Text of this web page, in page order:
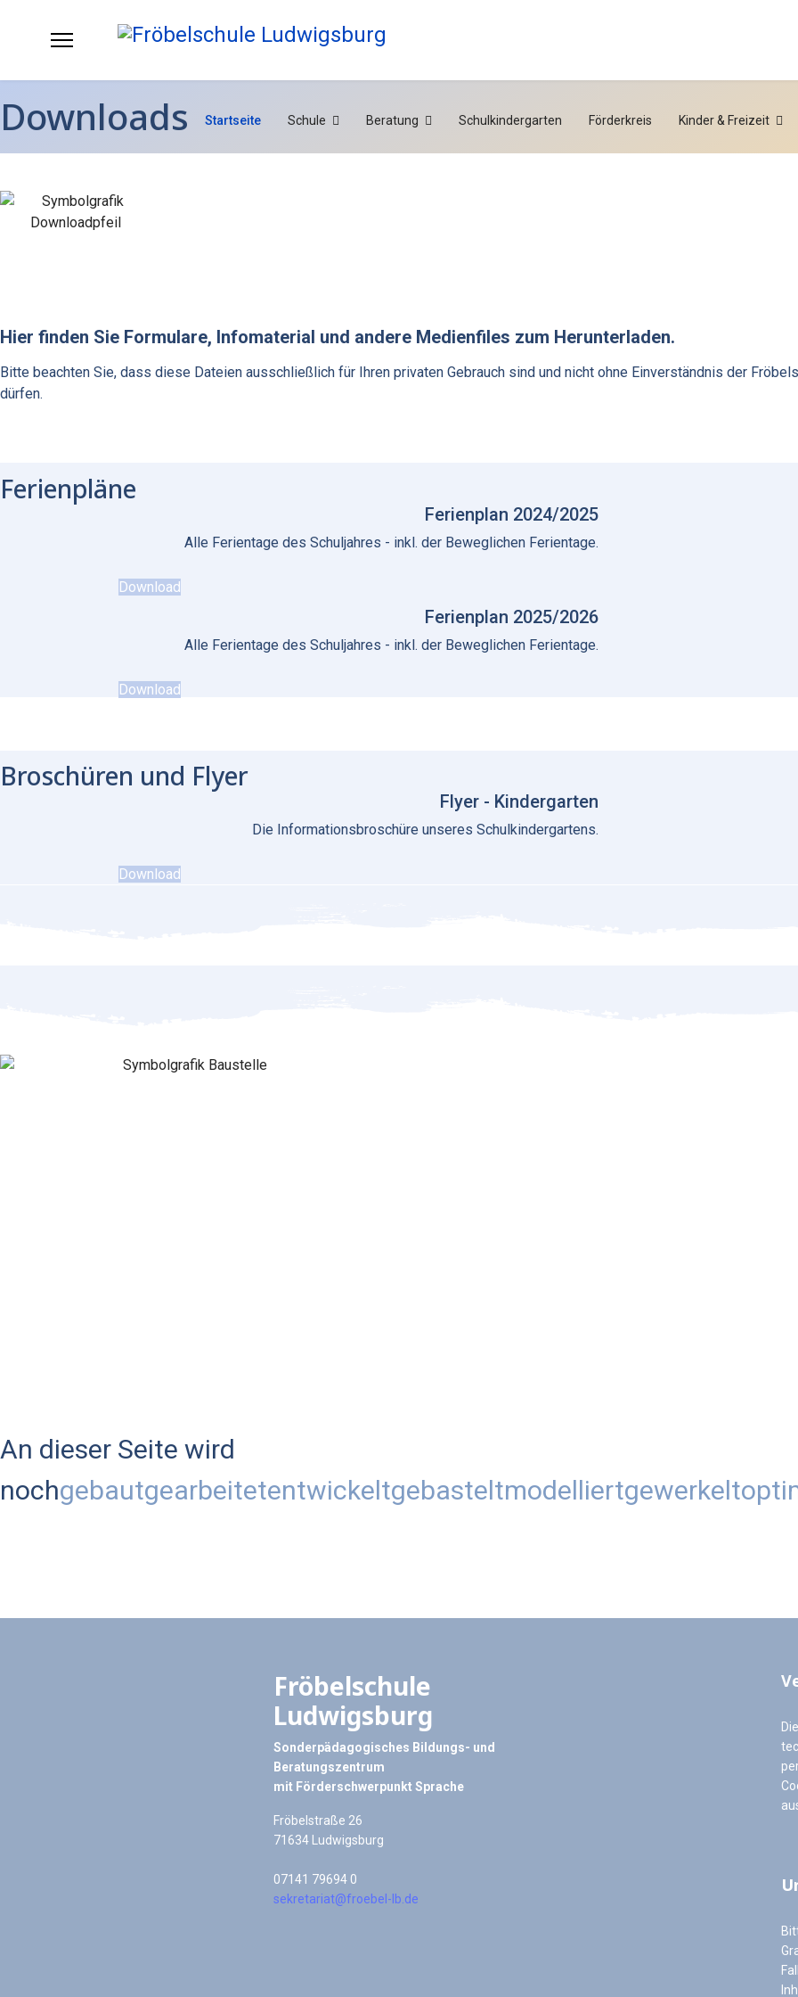
Startseite Schule Beratung Schulkindergarten Förderkreis Kinder & Freizeit
Downloads
Hier finden Sie Formulare, Infomaterial und andere Medienfiles zum Herunterladen.
Bitte beachten Sie, dass diese Dateien ausschließlich für Ihren privaten Gebrauch sind und nicht ohne Einverständnis der
dürfen.
Ferienpläne
Ferienplan 2024/2025
Alle Ferientage des Schuljahres - inkl. der Beweglichen Ferientage.
Download
Ferienplan 2025/2026
Alle Ferientage des Schuljahres - inkl. der Beweglichen Ferientage.
Download
Broschüren und Flyer
Flyer - Kindergarten
Die Informationsbroschüre unseres Schulkindergartens.
Download
An dieser Seite wird
nochgebautgearbeitetentwickeltgebasteltmodelliertgewerkelt
Fröbelschule
Ludwigsburg
Sonderpädagogisches Bildungs- und
Beratungszentrum
mit Förderschwerpunkt Sprache
Fröbelstraße 26
71634 Ludwigsburg
07141 79694 0
sekretariat@froebel-lb.de